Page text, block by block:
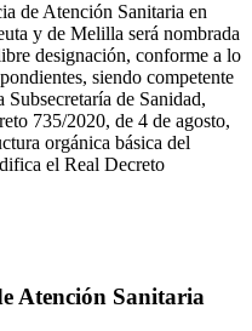
de Atención Sanitaria en
y de Melilla será nombrada
designación, conforme a lo
siendo competente
de Sanidad,
735/2020, de 4 de agosto,
orgánica básica del
el Real Decreto
Atención Sanitaria